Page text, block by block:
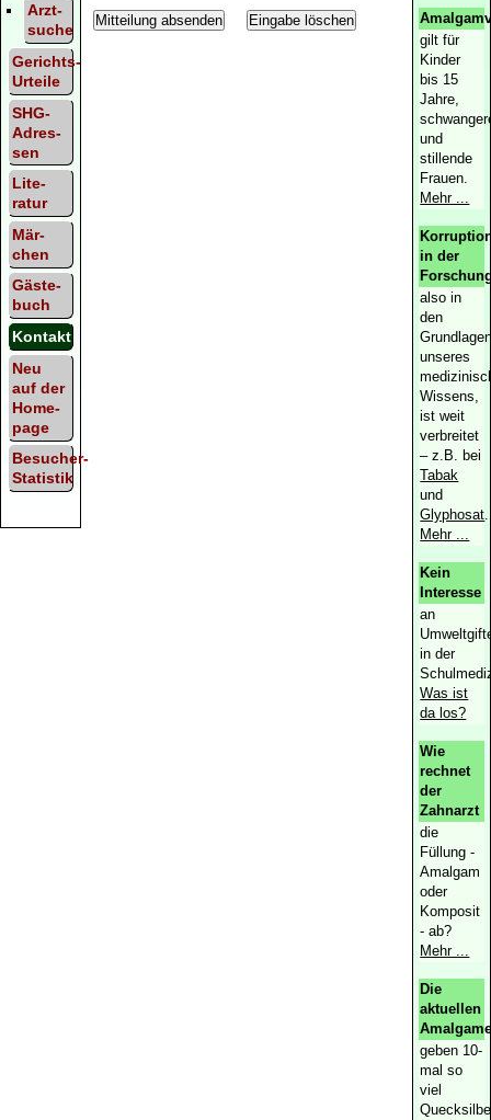
Arzt­
suche
Gerichts-
Urteile
SHG-
Adres­
sen
Lite­
ratur
Mär­
chen
Gäste­
buch
Kontakt
Neu
auf der
Home­
page
Besucher-
Statistik
gilt für
Kinder
bis 15
Jahre,
und
stillende
Frauen.
Mehr ...
in der
also in
den
unseres
Wissens,
ist weit
verbreitet
‒ z.B. bei
Tabak
und
Glyphosat.
Mehr ...
Kein
Interesse
an
in der
Was ist
da los?
Wie
rechnet
der
Zahnarzt
die
Füllung -
Amalgam
oder
Komposit
- ab?
Mehr ...
Die
aktuellen
geben 10-
mal so
viel